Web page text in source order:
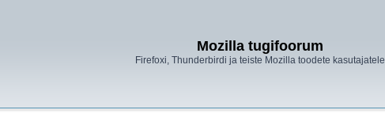
Mozilla tugifoorum
Firefoxi, Thunderbirdi ja teiste Mozilla toodete kasutajatele